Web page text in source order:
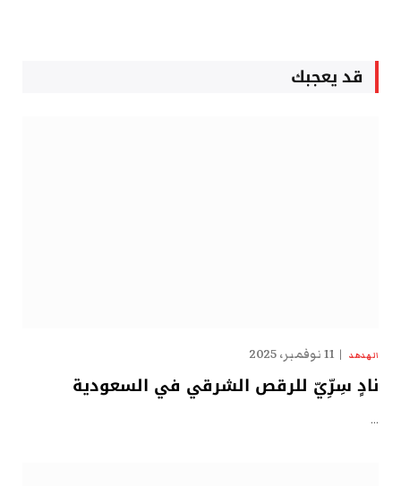
قد يعجبك
الهدهد 11 نوفمبر، 2025
نادٍ سِرِّيّ للرقص الشرقي في السعودية
…